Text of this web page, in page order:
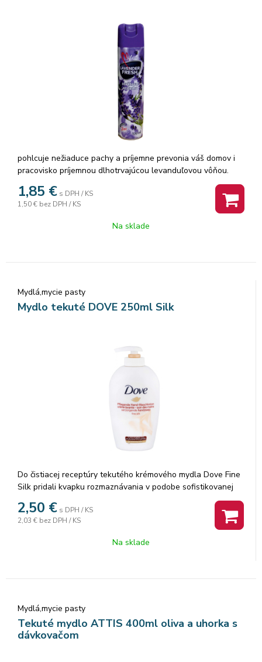
pohlcuje nežiaduce pachy a príjemne prevonia váš domov i
pracovisko príjemnou dlhotrvajúcou levanduľovou vôňou.
1,85 € s DPH / KS
1,50 € bez DPH / KS
Na sklade
Mydlá,mycie pasty
Mydlo tekuté DOVE 250ml Silk
Do čistiacej receptúry tekutého krémového mydla Dove Fine
Silk pridali kvapku rozmaznávania v podobe sofistikovanej
vône modrej orchidei. Vďaka ošetrujúcemu zloženiu je
vhodný na každodenné umývanie rúk a vďaka obsahu 1 dielu
hydratačného krému pomáha vyživovať a robiť vašu pokožku
odbúrateľná, fľaša okrem pumpičky je vyrobená zo 100 %
2,50 € s DPH / KS
2,03 € bez DPH / KS
Na sklade
Mydlá,mycie pasty
Tekuté mydlo ATTIS 400ml oliva a uhorka s
dávkovačom